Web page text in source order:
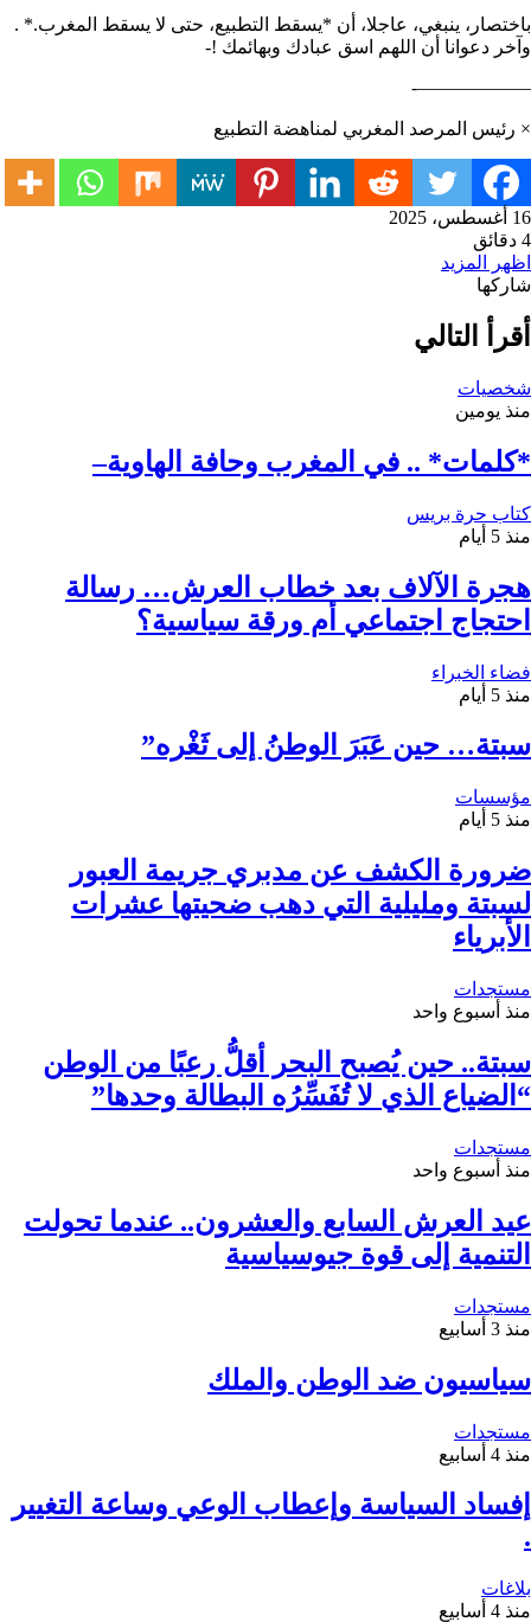
باختصار، ينبغي، عاجلا، أن *يسقط التطبيع، حتى لا يسقط المغرب.* .
وآخر دعوانا أن اللهم اسق عبادك وبهائمك !-
——————-
× رئيس المرصد المغربي لمناهضة التطبيع
16 أغسطس، 2025
4 دقائق
اظهر المزيد
شاركها
عبر
البريد
أقرأ التالي
شخصيات
منذ يومين
*كلمات* .. في المغرب وحافة الهاوية–
كتاب حرة بريس
منذ 5 أيام
هجرة الآلاف بعد خطاب العرش… رسالة
احتجاج اجتماعي أم ورقة سياسية؟
فضاء الخبراء
منذ 5 أيام
سبتة… حين عَبَرَ الوطنُ إلى ثَغْره”
مؤسسات
منذ 5 أيام
ضرورة الكشف عن مدبري جريمة العبور
لسبتة ومليلية التي دهب ضحيتها عشرات
الأبرياء
مستجدات
منذ أسبوع واحد
سبتة.. حين يُصبح البحر أقلُّ رعبًا من الوطن
“الضياع الذي لا تُفَسِّرُه البطالة وحدها”
مستجدات
منذ أسبوع واحد
عيد العرش السابع والعشرون.. عندما تحولت
التنمية إلى قوة جيوسياسية
مستجدات
منذ 3 أسابيع
سياسيون ضد الوطن والملك
مستجدات
منذ 4 أسابيع
إفساد السياسة وإعطاب الوعي وساعة التغيير
.
بلاغات
منذ 4 أسابيع